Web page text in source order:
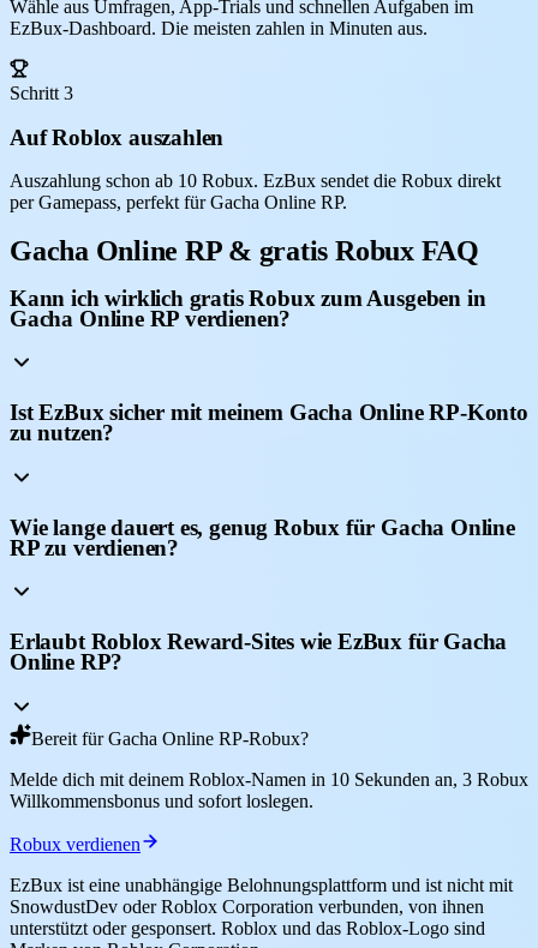
Wähle aus Umfragen, App-Trials und schnellen Aufgaben im
EzBux-Dashboard. Die meisten zahlen in Minuten aus.
Schritt 3
Auf Roblox auszahlen
Auszahlung schon ab 10 Robux. EzBux sendet die Robux direkt
per Gamepass, perfekt für Gacha Online RP.
Gacha Online RP & gratis Robux FAQ
Kann ich wirklich gratis Robux zum Ausgeben in
Gacha Online RP verdienen?
Ist EzBux sicher mit meinem Gacha Online RP-Konto
zu nutzen?
Wie lange dauert es, genug Robux für Gacha Online
RP zu verdienen?
Erlaubt Roblox Reward-Sites wie EzBux für Gacha
Online RP?
Bereit für Gacha Online RP-Robux?
Melde dich mit deinem Roblox-Namen in 10 Sekunden an, 3 Robux
Willkommensbonus und sofort loslegen.
Robux verdienen
EzBux ist eine unabhängige Belohnungsplattform und ist nicht mit
SnowdustDev oder Roblox Corporation verbunden, von ihnen
unterstützt oder gesponsert. Roblox und das Roblox-Logo sind